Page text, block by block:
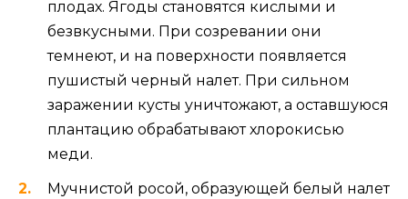
плодах. Ягоды становятся кислыми и
безвкусными. При созревании они
темнеют, и на поверхности появляется
пушистый черный налет. При сильном
заражении кусты уничтожают, а оставшуюся
плантацию обрабатывают хлорокисью
меди.
Мучнистой росой, образующей белый налет